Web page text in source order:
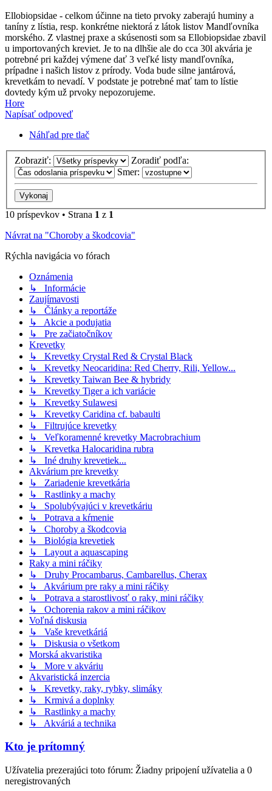
Ellobiopsidae - celkom účinne na tieto prvoky zaberajú huminy a
taníny z lístia, resp. konkrétne niektorá z látok listov Mandľovníka
morského. Z vlastnej praxe a skúsenosti som sa Ellobiopsidae zbavil
u importovaných kreviet. Je to na dlhšie ale do cca 30l akvária je
potrebné pri každej výmene dať 3 veľké listy mandľovníka,
prípadne i našich listov z prírody. Voda bude silne jantárová,
krevetkám to nevadí. V podstate je potrebné mať tam to lístie
dovtedy kým už prvoky nepozorujeme.
Hore
Napísať odpoveď
Náhľad pre tlač
Zobraziť:
Zoradiť podľa:
Smer:
10 príspevkov • Strana 1 z 1
Návrat na "Choroby a škodcovia"
Rýchla navigácia vo fórach
Oznámenia
↳ Informácie
Zaujímavosti
↳ Články a reportáže
↳ Akcie a podujatia
↳ Pre začiatočníkov
Krevetky
↳ Krevetky Crystal Red & Crystal Black
↳ Krevetky Neocaridina: Red Cherry, Rili, Yellow...
↳ Krevetky Taiwan Bee & hybridy
↳ Krevetky Tiger a ich variácie
↳ Krevetky Sulawesi
↳ Krevetky Caridina cf. babaulti
↳ Filtrujúce krevetky
↳ Veľkoramenné krevetky Macrobrachium
↳ Krevetka Halocaridina rubra
↳ Iné druhy krevetiek...
Akvárium pre krevetky
↳ Zariadenie krevetkária
↳ Rastlinky a machy
↳ Spolubývajúci v krevetkáriu
↳ Potrava a kŕmenie
↳ Choroby a škodcovia
↳ Biológia krevetiek
↳ Layout a aquascaping
Raky a mini ráčiky
↳ Druhy Procambarus, Cambarellus, Cherax
↳ Akvárium pre raky a mini ráčiky
↳ Potrava a starostlivosť o raky, mini ráčiky
↳ Ochorenia rakov a mini ráčikov
Voľná diskusia
↳ Vaše krevetkáriá
↳ Diskusia o všetkom
Morská akvaristika
↳ More v akváriu
Akvaristická inzercia
↳ Krevetky, raky, rybky, slimáky
↳ Krmivá a doplnky
↳ Rastlinky a machy
↳ Akváriá a technika
Kto je prítomný
Užívatelia prezerajúci toto fórum: Žiadny pripojení užívatelia a 0
neregistrovaných